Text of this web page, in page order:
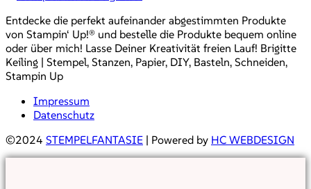
Entdecke die perfekt aufeinander abgestimmten Produkte
von Stampin‘ Up!® und bestelle die Produkte bequem online
oder über mich! Lasse Deiner Kreativität freien Lauf! Brigitte
Keiling | Stempel, Stanzen, Papier, DIY, Basteln, Schneiden,
Stampin Up
Impressum
Datenschutz
©2024 STEMPELFANTASIE | Powered by HC WEBDESIGN